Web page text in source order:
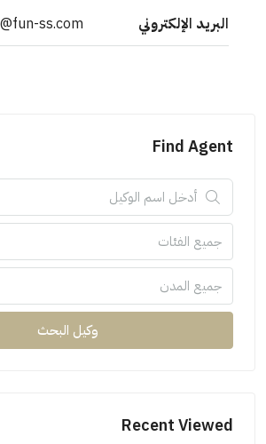
البريد الإلكتروني ss.com
Find Agent
جميع الفئات
جميع المدن
وكيل البحث
Recent Viewed